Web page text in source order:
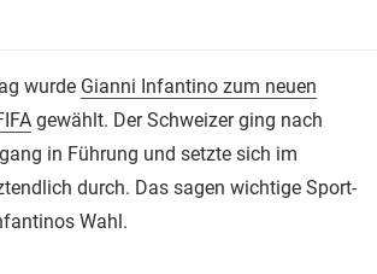
wurde Gianni Infantino zum neuen
gewählt. Der Schweizer ging nach
in Führung und setzte sich im
durch. Das sagen wichtige Sport-
Wahl.